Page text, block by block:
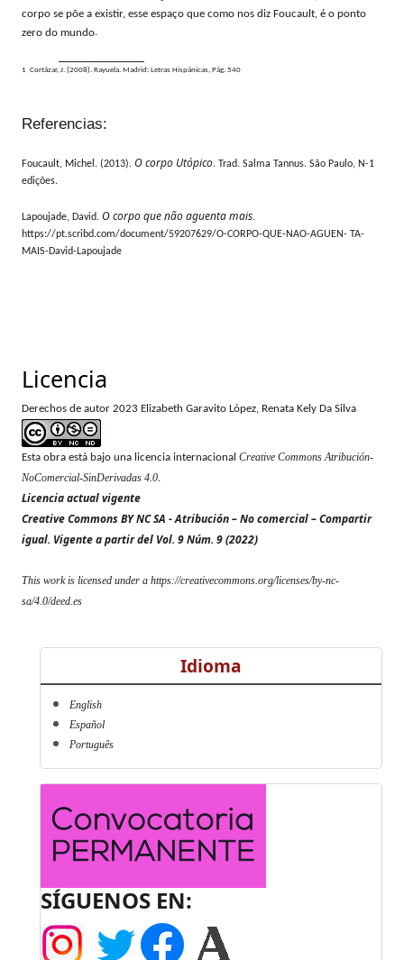
corpo se põe a existir, esse espaço que como nos diz Foucault, é o ponto
zero do mundo.
1 Cortázar, J. (2008). Rayuela. Madrid: Letras Hispánicas, Pág. 540
Referencias:
Foucault, Michel. (2013). O corpo Utópico. Trad. Salma Tannus. São Paulo, N-1
edições.
Lapoujade, David. O corpo que não aguenta mais.
https://pt.scribd.com/document/59207629/O-CORPO-QUE-NAO-AGUEN- TA-
MAIS-David-Lapoujade
Licencia
Derechos de autor 2023 Elizabeth Garavito López, Renata Kely Da Silva
Esta obra está bajo una licencia internacional Creative Commons Atribución-
NoComercial-SinDerivadas 4.0.
Licencia actual vigente
Creative Commons BY NC SA - Atribución – No comercial – Compartir
igual. Vigente apartir del Vol. 9 Núm. 9 (2022)
This work is licensed under a https://creativecommons.org/licenses/by-nc-
sa/4.0/deed.es
Idioma
English
Español
Português
SÍGUENOS EN: